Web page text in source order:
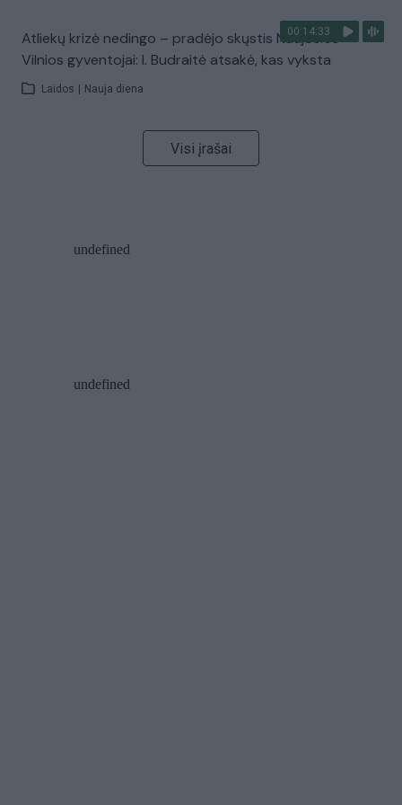
00:14:33
Atliekų krizė nedingo – pradėjo skųstis Naujosios
Vilnios gyventojai: I. Budraitė atsakė, kas vyksta
Laidos Nauja diena
Visi įrašai